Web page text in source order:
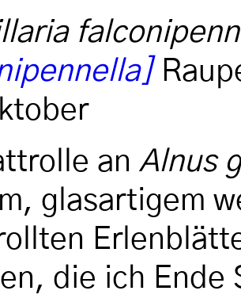
an Alnus
glasartigem
die ich Ende